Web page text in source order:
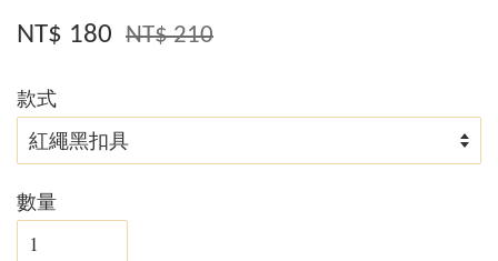
NT$ 180 NT$ 210
款式
數量